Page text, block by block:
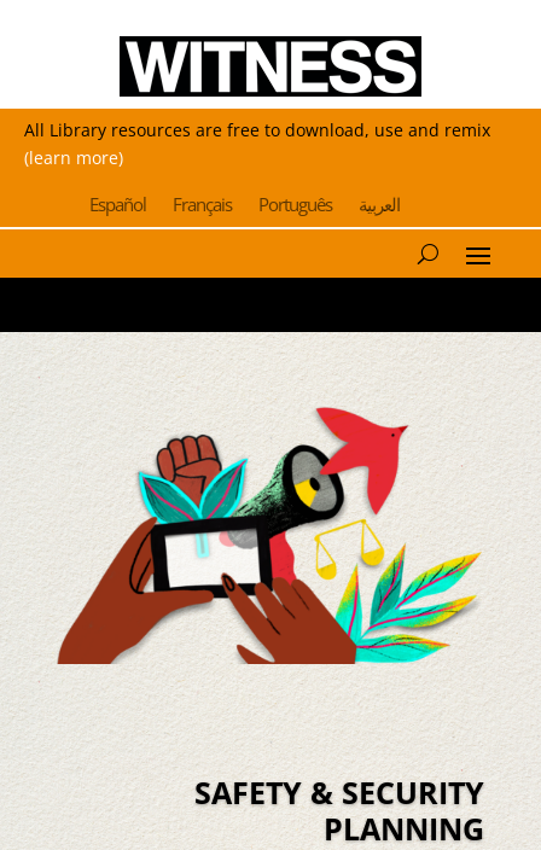
All Library resources are free to download, use and remix
(learn more)
Español Français Português العربية
SAFETY & SECURITY
PLANNING